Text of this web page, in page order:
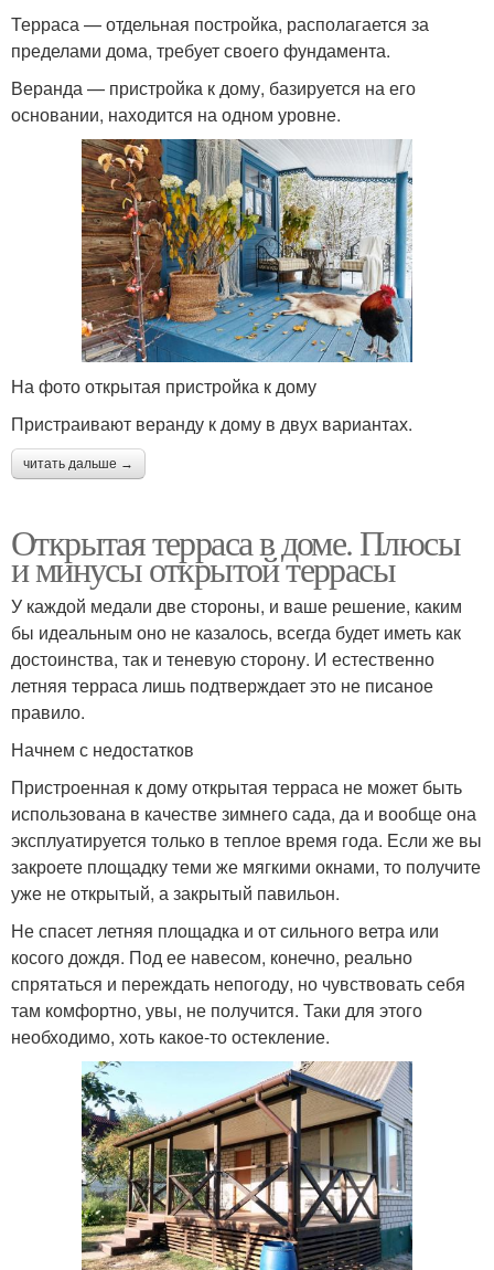
Терраса — отдельная постройка, располагается за
пределами дома, требует своего фундамента.
Веранда — пристройка к дому, базируется на его
основании, находится на одном уровне.
На фото открытая пристройка к дому
Пристраивают веранду к дому в двух вариантах.
читать дальше →
Открытая терраса в доме. Плюсы
и минусы открытой террасы
У каждой медали две стороны, и ваше решение, каким
бы идеальным оно не казалось, всегда будет иметь как
достоинства, так и теневую сторону. И естественно
летняя терраса лишь подтверждает это не писаное
правило.
Начнем с недостатков
Пристроенная к дому открытая терраса не может быть
использована в качестве зимнего сада, да и вообще она
эксплуатируется только в теплое время года. Если же вы
закроете площадку теми же мягкими окнами, то получите
уже не открытый, а закрытый павильон.
Не спасет летняя площадка и от сильного ветра или
косого дождя. Под ее навесом, конечно, реально
спрятаться и переждать непогоду, но чувствовать себя
там комфортно, увы, не получится. Таки для этого
необходимо, хоть какое-то остекление.